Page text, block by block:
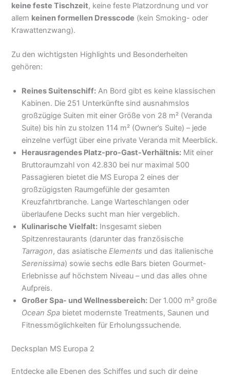
keine feste Tischzeit, keine feste Platzordnung und vor
allem keinen formellen Dresscode (kein Smoking- oder
Krawattenzwang).
Zu den wichtigsten Highlights und Besonderheiten
gehören:
Reines Suitenschiff: An Bord gibt es keine klassischen
Kabinen. Die 251 Unterkünfte sind ausnahmslos
großzügige Suiten mit einer Größe von 28 m² (Veranda
Suite) bis hin zu stolzen 114 m² (Owner’s Suite) – jede
einzelne verfügt über eine private Veranda mit Meerblick.
Herausragendes Platz-pro-Gast-Verhältnis: Mit einer
Bruttoraumzahl von 42.830 bei nur maximal 500
Passagieren bietet die MS Europa 2 eines der
großzügigsten Raumgefühle der gesamten
Kreuzfahrtbranche. Lange Warteschlangen oder
überlaufene Decks sucht man hier vergeblich.
Kulinarische Vielfalt: Insgesamt sieben
Spitzenrestaurants (darunter das französische
Tarragon, das asiatischeElements und das italienische
Serenissima) sowie sechs edle Bars bieten Gourmet-
Erlebnisse auf höchstem Niveau – und das alles ohne
Aufpreis.
Großer Spa- und Wellnessbereich: Der 1.000 m² große
Ocean Spa bietet modernste Treatments, Saunen und
Fitnessmöglichkeiten für Erholungssuchende.
Decksplan MS Europa 2
Entdecke alle Ebenen des Schiffes und such dir deine